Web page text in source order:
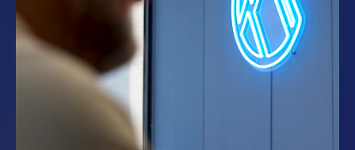
Uw netwerk staat. Maar wie houdt
het staande?
Veel organisaties hebben hun beveiliging goed
ingericht, met firewalls, segmentatie en
endpointbescherming. Toch blijft er een vraag
liggen. Wie beheert dat allemaal over twee jaar
nog en wie merkt het als er stilletjes iets misgaat?